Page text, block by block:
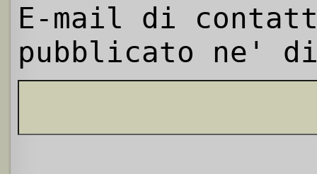
E-mail di
pubblicato ne'